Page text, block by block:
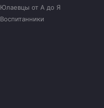
Юлаевцы от А до Я
Воспитанники